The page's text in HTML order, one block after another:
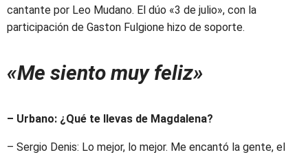
cantante por Leo Mudano. El dúo «3 de julio», con la
participación de Gaston Fulgione hizo de soporte.
«Me siento muy feliz»
– Urbano: ¿Qué te llevas de Magdalena?
– Sergio Denis: Lo mejor, lo mejor. Me encantó la gente, el